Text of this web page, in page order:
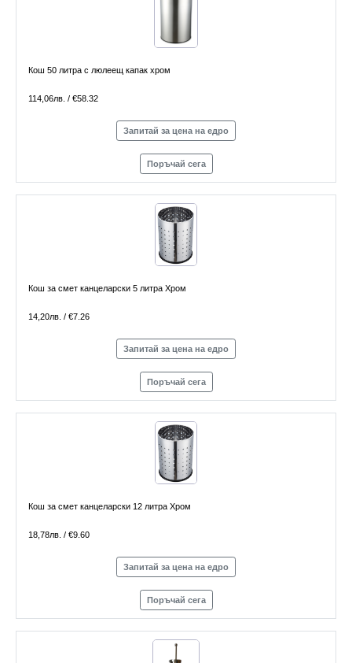
Кош 50 литра с люлеещ капак хром
114,06лв. / €58.32
Запитай за цена на едро
Поръчай сега
Кош за смет канцеларски 5 литра Хром
14,20лв. / €7.26
Запитай за цена на едро
Поръчай сега
Кош за смет канцеларски 12 литра Хром
18,78лв. / €9.60
Запитай за цена на едро
Поръчай сега